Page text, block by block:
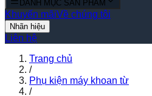
DANH MỤC SẢN PHẨM
Khuyến mãiVề chúng tôi
Nhãn hiệu
Liên hệ
Trang chủ
/
Phụ kiện máy khoan từ
/